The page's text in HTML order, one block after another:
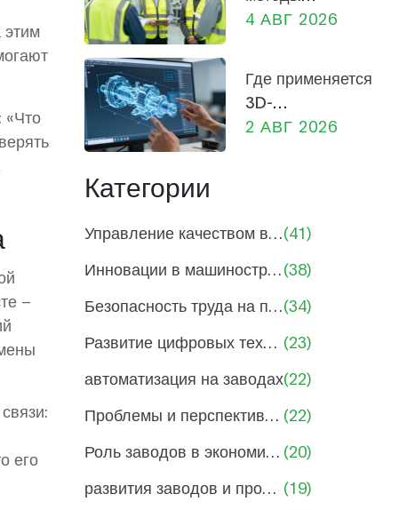
этим
«Что
–
его
работы на
руководство
для
сотрудников и
4 АВГ 2026
Где применяется
3D-
моделирование
до производства
2 АВГ 2026
Категории
Управление качеством в машиностроении(41)
Инновации в машиностроении и производстве(38)
Безопасность труда на производствах(34)
Развитие цифровых технологий в производстве (23)
автоматизация на заводах(22)
Проблемы и перспективы машиностроения (22)
Роль заводов в экономике России (20)
развития заводов и промышленности (19)